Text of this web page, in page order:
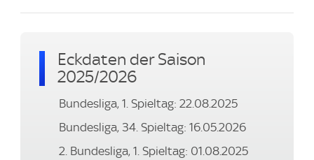
Eckdaten der Saison
2025/2026
Bundesliga, 1. Spieltag: 22.08.2025
Bundesliga, 34. Spieltag: 16.05.2026
2. Bundesliga, 1. Spieltag: 01.08.2025